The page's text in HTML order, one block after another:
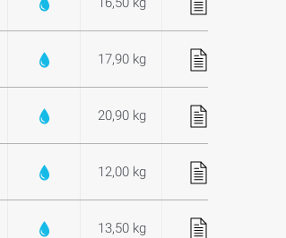
17,90 kg
20,90 kg
12,00 kg
13,50 kg